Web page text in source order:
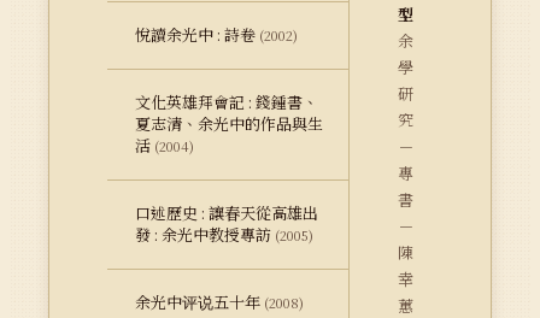
悅讀余光中 : 詩卷 (2002)
文化英雄拜會記 : 錢鍾書、
夏志清、余光中的作品與生
活 (2004)
口述歷史 : 讓春天從高雄出
發 : 余光中教授專訪 (2005)
余光中评说五十年 (2008)
型
余
學
研
究
－
專
書
－
陳
幸
蕙